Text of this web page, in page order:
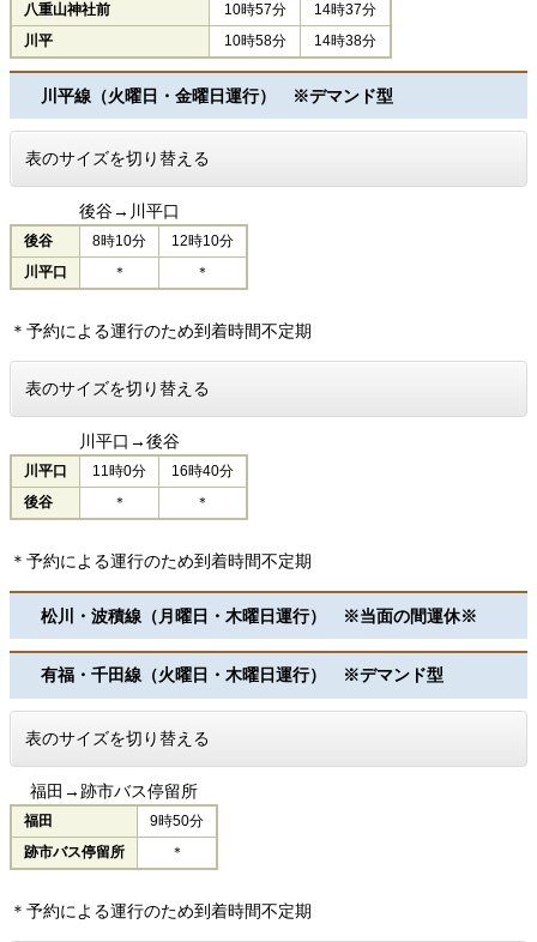
八重山神社前
10時57分
14時37分
川平
10時58分 14時38分
川平線（火曜日・金曜日運行） ※デマンド型
表のサイズを切り替える
後谷→川平口
後谷 8時10分
12時10分
川平口
＊ ＊
＊予約による運行のため到着時間不定期
表のサイズを切り替える
川平口→後谷
川平口 11時0分
16時40分
後谷
＊ ＊
＊予約による運行のため到着時間不定期
松川・波積線（月曜日・木曜日運行） ※当面の間運休※
有福・千田線（火曜日・木曜日運行） ※デマンド型
表のサイズを切り替える
福田→跡市バス停留所
福田
9時50分
跡市バス停留所
＊
＊予約による運行のため到着時間不定期